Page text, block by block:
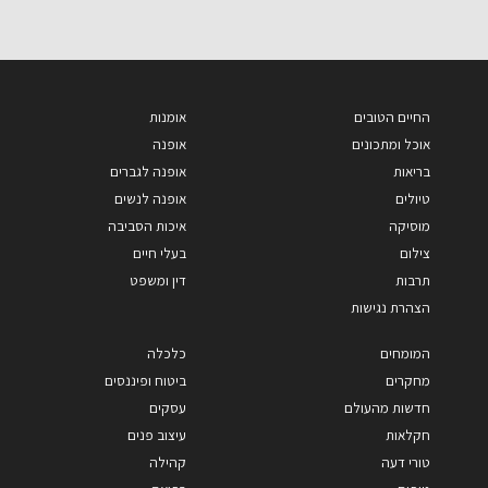
החיים הטובים
אוכל ומתכונים
בריאות
טיולים
מוסיקה
צילום
תרבות
הצהרת נגישות
אומנות
אופנה
אופנה לגברים
אופנה לנשים
איכות הסביבה
בעלי חיים
דין ומשפט
המומחים
מחקרים
חדשות מהעולם
חקלאות
טורי דעה
כלכלה
ביטוח ופיננסים
עסקים
עיצוב פנים
קהילה